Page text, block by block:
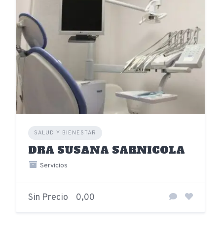
SALUD Y BIENESTAR
DRA SUSANA SARNICOLA
Servicios
Sin Precio 0,00